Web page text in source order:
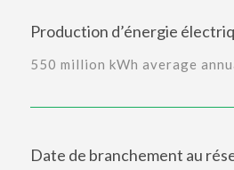
Production d’énergie
550 million kWh average
Date de branchement au